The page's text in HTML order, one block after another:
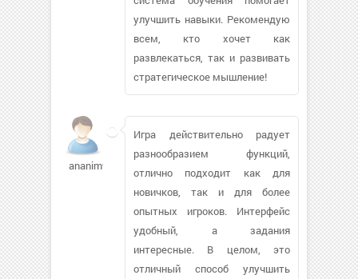
улучшить навыки. Рекомендую
всем, кто хочет как
развлекаться, так и развивать
стратегическое мышление!
ananim94542
Игра действительно радует
разнообразием функций,
отлично подходит как для
новичков, так и для более
опытных игроков. Интерфейс
удобный, а задания
интересные. В целом, это
отличный способ улучшить